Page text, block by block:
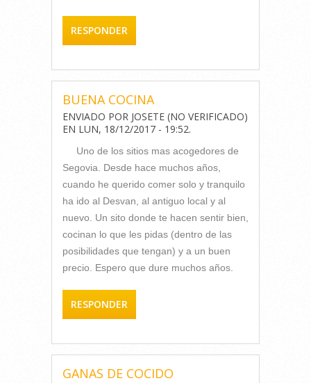
RESPONDER
BUENA COCINA
ENVIADO POR JOSETE (NO VERIFICADO)
EN LUN, 18/12/2017 - 19:52.
Uno de los sitios mas acogedores de
Segovia. Desde hace muchos años,
cuando he querido comer solo y tranquilo
ha ido al Desvan, al antiguo local y al
nuevo. Un sito donde te hacen sentir bien,
cocinan lo que les pidas (dentro de las
posibilidades que tengan) y a un buen
precio. Espero que dure muchos años.
RESPONDER
GANAS DE COCIDO